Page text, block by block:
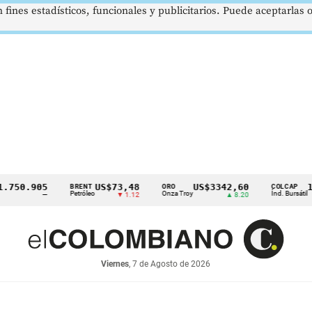
BRENT
Petróleo
US$73,48
▼ 1.12
ORO
Onza Troy
US$3342,60 COLCAP
Índ. Bursátil
Viernes, 7 de Agosto de 2026
estadísticos, funcionales y publicitarios. Puede aceptarlas